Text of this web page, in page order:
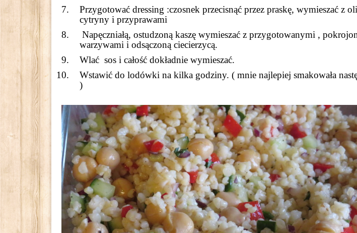
Przygotować dressing :czosnek przecisnąć przez praskę, wymieszać z
cytryny i przyprawami
Napęczniałą, ostudzoną kaszę wymieszać z przygotowanymi ,
warzywami i odsączoną ciecierzycą.
Wlać sos i całość dokładnie wymieszać.
Wstawić do lodówki na kilka godziny. ( mnie najlepiej smakowała
)